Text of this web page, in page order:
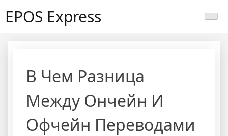
EPOS Express
В Чем Разница
Между Ончейн И
Офчейн Переводами